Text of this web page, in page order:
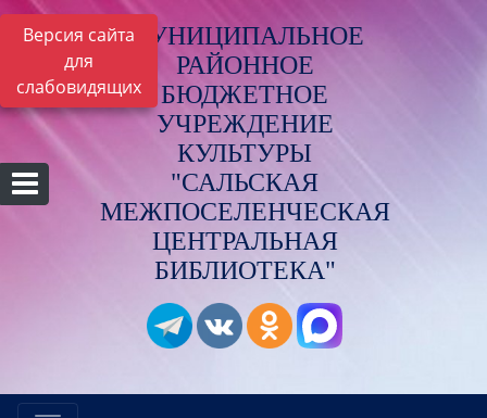
Версия сайта
для
слабовидящих
МУНИЦИПАЛЬНОЕ
РАЙОННОЕ
БЮДЖЕТНОЕ
УЧРЕЖДЕНИЕ
КУЛЬТУРЫ
"САЛЬСКАЯ
МЕЖПОСЕЛЕНЧЕСКАЯ
ЦЕНТРАЛЬНАЯ
БИБЛИОТЕКА"